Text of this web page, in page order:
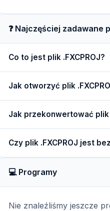
❓ Najczęściej zadawane
Co to jest plik .FXCPROJ?
efektów wizualnych.
Jak otworzyć plik
tym formatem.
Jak przekonwertować plik
narzędzi do konwersji
Czy plik .FXCPROJ jest
oprogramowaniu.
💻 Programy
Nie znaleźliśmy jeszcze